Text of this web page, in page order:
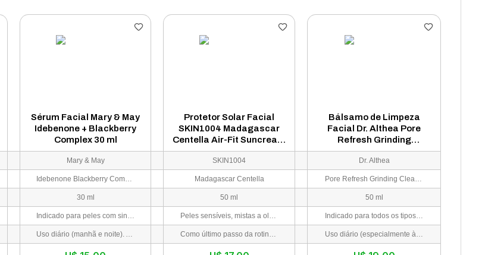
Sérum Facial Mary & May
Idebenone + Blackberry
Complex 30 ml
Protetor Solar Facial
SKIN1004 Madagascar
Centella Air-Fit Suncream
Light FPS 50+ 50ml
Bálsamo de Limpeza
Facial Dr. Althea Pore
Refresh Grinding
Cleansing Balm 50ml
Mary & May SKIN1004 Dr. Althea
Idebenone Blackberry Complex Madagascar Centella Pore Refresh Grinding Cleansing
30 ml 50 ml 50 ml
Indicado para peles com sinais de envelhecimento, perda de firmeza, opacidade, rugas, linhas finas e tom desigual. Peles sensíveis, mistas a oleosas, ou para quem busca um protetor solar físico leve e sem sensação pegajosa. Indicado para todos os tipos de pele, incluindo peles sensíveis, acnéticas ou com poros obstruídos que necessitam de uma limpeza profunda e higiênica sem irritações.
Uso diário (manhã e noite). Após limpar e tonificar o rosto, aplique de 2 a 3 gotas sobre a pele e espalhe suavemente até a completa absorção. Finalize com o seu creme hidratante habitual. Como último passo da rotina de cuidados pela manhã, aplique uma quantidade generosa uniformemente no rosto, pescoço e áreas expostas ao sol. Reaplique a cada 2-3 horas ou conforme necessário. Uso diário (especialmente à noite como primeiro passo da dupla limpeza). Gire a embalagem no sentido horário para dispensar a quantidade desejada do produto moído/raciocinado de forma higiênica. Aplique no rosto seco e massageie suavemente para derreter a maquiagem e o protetor solar. Adicione um pouco de água morna para emulsionar e enxágue bem.